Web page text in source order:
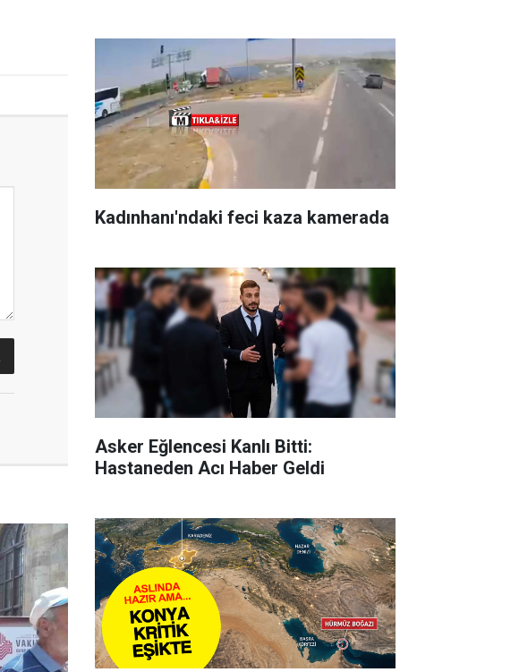
Kadınhanı'ndaki feci kaza kamerada
Asker Eğlencesi Kanlı Bitti:
Hastaneden Acı Haber Geldi